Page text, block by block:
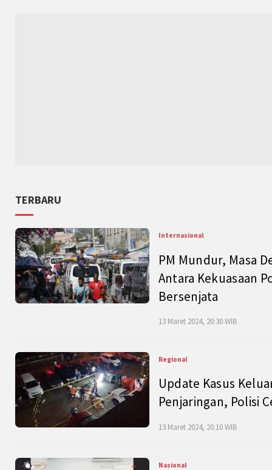
TERBARU
Internasional
PM Mundur, Masa
Antara Kekuasaan
Bersenjata
13 Maret 2024, 20:30 WIB
Regional
Update Kasus
Penjaringan, Polisi
13 Maret 2024, 20:10 WIB
Nasional